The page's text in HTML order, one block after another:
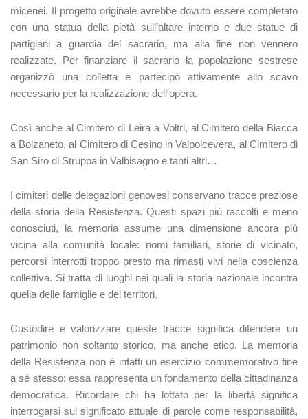
micenei. Il progetto originale avrebbe dovuto essere completato
con una statua della pietà sull’altare interno e due statue di
partigiani a guardia del sacrario, ma alla fine non vennero
realizzate. Per finanziare il sacrario la popolazione sestrese
organizzò una colletta e partecipò attivamente allo scavo
necessario per la realizzazione dell'opera.
Così anche al Cimitero di Leira a Voltri, al Cimitero della Biacca
a Bolzaneto, al Cimitero di Cesino in Valpolcevera, al Cimitero di
San Siro di Struppa in Valbisagno e tanti altri…
I cimiteri delle delegazioni genovesi conservano tracce preziose
della storia della Resistenza. Questi spazi più raccolti e meno
conosciuti, la memoria assume una dimensione ancora più
vicina alla comunità locale: nomi familiari, storie di vicinato,
percorsi interrotti troppo presto ma rimasti vivi nella coscienza
collettiva. Si tratta di luoghi nei quali la storia nazionale incontra
quella delle famiglie e dei territori.
Custodire e valorizzare queste tracce significa difendere un
patrimonio non soltanto storico, ma anche etico. La memoria
della Resistenza non è infatti un esercizio commemorativo fine
a sé stesso: essa rappresenta un fondamento della cittadinanza
democratica. Ricordare chi ha lottato per la libertà significa
interrogarsi sul significato attuale di parole come responsabilità,